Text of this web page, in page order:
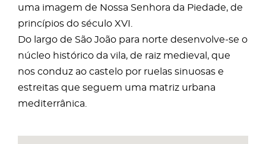
uma imagem de Nossa Senhora da Piedade, de
princípios do século XVI.
Do largo de São João para norte desenvolve-se o
núcleo histórico da vila, de raiz medieval, que
nos conduz ao castelo por ruelas sinuosas e
estreitas que seguem uma matriz urbana
mediterrânica.